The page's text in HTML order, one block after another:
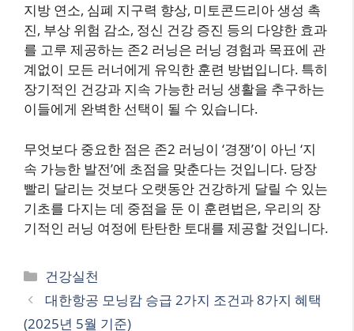
지방 연소, 심폐 지구력 향상, 미토콘드리아 생성 촉
진, 부상 위험 감소, 정신 건강 증진 등의 다양한 효과
를 고루 제공하는 존2 러닝은 러닝 경험과 목표에 관
계없이 모든 러너에게 유익한 훈련 방법입니다. 특히
장기적인 건강과 지속 가능한 러닝 생활을 추구하는
이들에게 완벽한 선택이 될 수 있습니다.
무엇보다 중요한 점은 존2 러닝이 ‘경쟁’이 아닌 ‘지
속 가능한 발전’에 초점을 맞춘다는 것입니다. 당장
빨리 달리는 것보다 오랫동안 건강하게 달릴 수 있는
기초를 다지는 데 중점을 둔 이 훈련법은, 우리의 장
기적인 러닝 여정에 탄탄한 토대를 제공할 것입니다.
카
테
고
건강실천
대한항공 모닝캄 승급 2가지 조건과 8가지 혜택
(2025년 5월 기준)